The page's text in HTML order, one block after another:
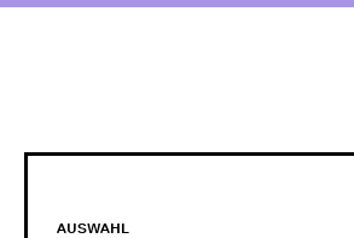
AUSWAHL